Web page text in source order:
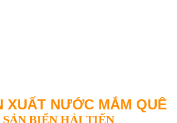
XUẤT NƯỚC MẮM QUÊ
BIỂN HẢI TIẾN